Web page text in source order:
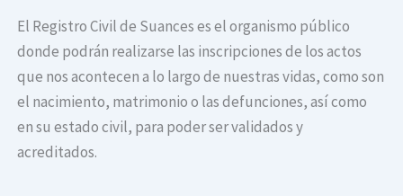
El Registro Civil de Suances es el organismo público
donde podrán realizarse las inscripciones de los actos
que nos acontecen a lo largo de nuestras vidas, como son
el nacimiento, matrimonio o las defunciones, así como
en su estado civil, para poder ser validados y
acreditados.